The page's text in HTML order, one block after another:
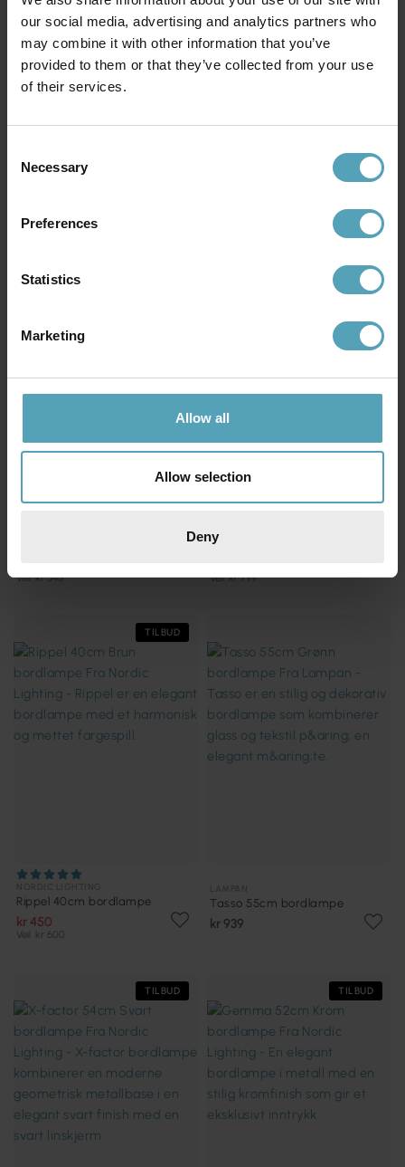
our social media, advertising and analytics partners who
may combine it with other information that you’ve
provided to them or that they’ve collected from your use
of their services.
Selection
Necessary
Preferences
Statistics
Marketing
Allow all
Allow selection
Deny
BRILLIANT
Veil. kr 399
Veil. kr 545
TILBUD
Prakt 60cm bordlampe
Veil. kr 799
TILBUD
Rippel 40cm bordlampe
kr 450
Veil. kr 600
Tasso 55cm bordlampe
kr 939
TILBUD TILBUD